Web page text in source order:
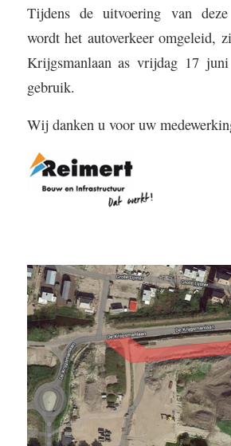
Tijdens de uitvoering van deze
wordt het autoverkeer omgeleid,
Krijgsmanlaan as vrijdag 17
gebruik.
Wij danken u voor uw